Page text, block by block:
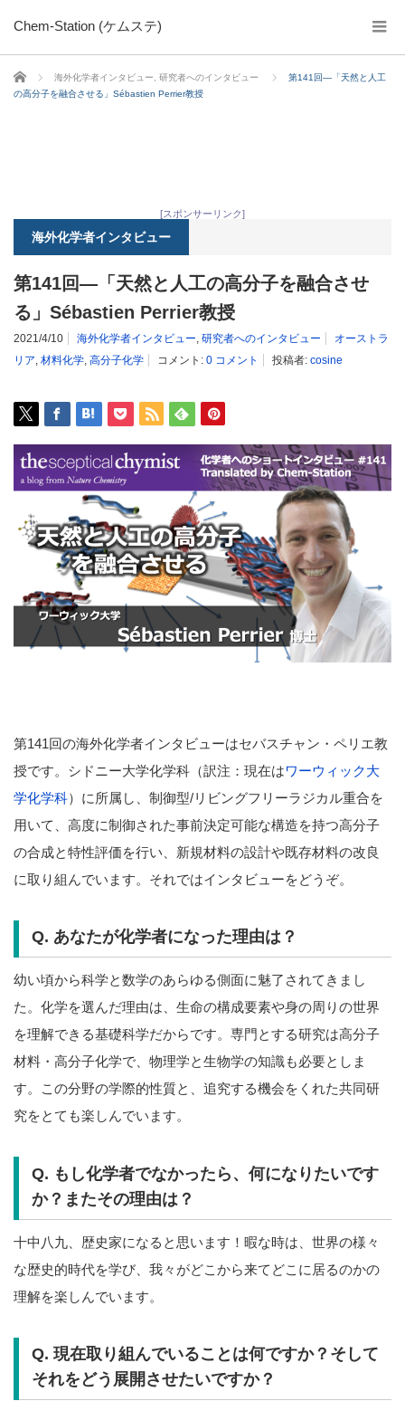
Chem-Station (ケムステ)
ホーム 海外化学者インタビュー 研究者へのインタビュー
第141回―「天然と人工
の高分子を融合させる」Sébastien Perrier教授
[スポンサーリンク]
海外化学者インタビュー
第141回―「天然と人工の高分子を融合させ
る」Sébastien Perrier教授
2021/4/10 海外化学者インタビュー, 研究者へのインタビュー
オーストラ
リア, 材料化学, 高分子化学 コメント: 0 コメント 投稿者: cosine
第141回の海外化学者インタビューはセバスチャン・ペリエ教
授です。シドニー大学化学科（訳注：現在はワーウィック大
学化学科）に所属し、制御型/リビングフリーラジカル重合を
用いて、高度に制御された事前決定可能な構造を持つ高分子
の合成と特性評価を行い、新規材料の設計や既存材料の改良
に取り組んでいます。それではインタビューをどうぞ。
Q. あなたが化学者になった理由は？
幼い頃から科学と数学のあらゆる側面に魅了されてきまし
た。化学を選んだ理由は、生命の構成要素や身の周りの世界
を理解できる基礎科学だからです。専門とする研究は高分子
材料・高分子化学で、物理学と生物学の知識も必要としま
す。この分野の学際的性質と、追究する機会をくれた共同研
究をとても楽しんでいます。
Q. もし化学者でなかったら、何になりたいです
か？またその理由は？
十中八九、歴史家になると思います！暇な時は、世界の様々
な歴史的時代を学び、我々がどこから来てどこに居るのかの
理解を楽しんでいます。
Q. 現在取り組んでいることは何ですか？そして
それをどう展開させたいですか？